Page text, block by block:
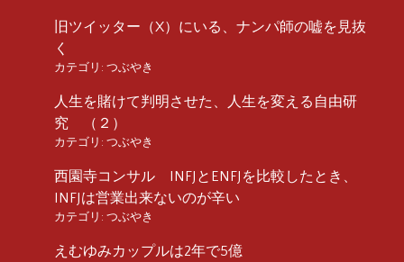
旧ツイッター（X）にいる、ナンパ師の嘘を見抜
く
カテゴリ: つぶやき
人生を賭けて判明させた、人生を変える自由研
究 （２）
カテゴリ: つぶやき
西園寺コンサル INFJとENFJを比較したとき、
INFJは営業出来ないのが辛い
カテゴリ: つぶやき
えむゆみカップルは2年で5億